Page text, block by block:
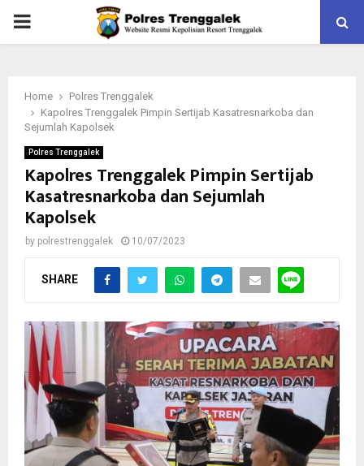
PRIMARY
Home
Polres Trenggalek
Kapolres Trenggalek Pimpin Sertijab Kasatresnarkoba dan
Sejumlah Kapolsek
Polres Trenggalek
Kapolres Trenggalek Pimpin Sertijab
Kasatresnarkoba dan Sejumlah
Kapolsek
by polrestrenggalek 10/07/2023
SHARE